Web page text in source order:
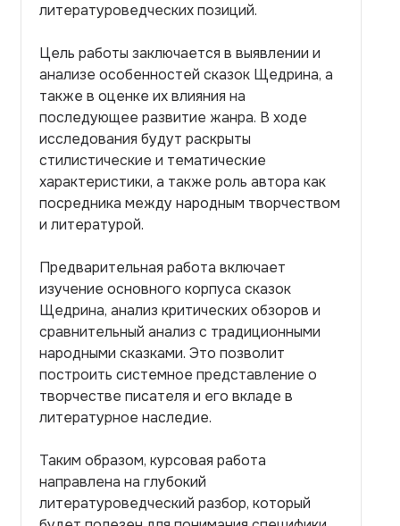
литературоведческих позиций.
Цель работы заключается в выявлении и
анализе особенностей сказок Щедрина, а
также в оценке их влияния на
последующее развитие жанра. В ходе
исследования будут раскрыты
стилистические и тематические
характеристики, а также роль автора как
посредника между народным творчеством
и литературой.
Предварительная работа включает
изучение основного корпуса сказок
Щедрина, анализ критических обзоров и
сравнительный анализ с традиционными
народными сказками. Это позволит
построить системное представление о
творчестве писателя и его вкладе в
литературное наследие.
Таким образом, курсовая работа
направлена на глубокий
литературоведческий разбор, который